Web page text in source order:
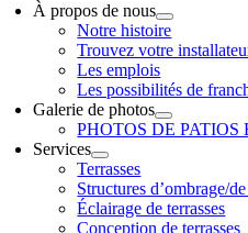
À propos de nous
Notre histoire
Trouvez votre
Les emplois
Les possibilités de
Galerie de photos
PHOTOS DE PATIOS
Services
Terrasses
Structures d’ombrage/
Éclairage de terrasses
Conception de terrasses